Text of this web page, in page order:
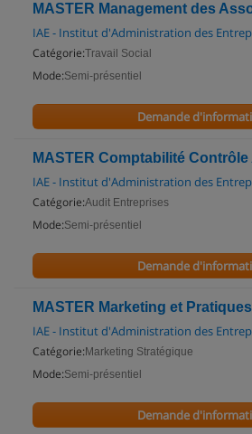
MASTER Management des
IAE - Institut d'Administration des
Catégorie:Travail Social
Mode:Semi-présentiel
Demande
MASTER Comptabilité
IAE - Institut d'Administration des
Catégorie:Audit Entreprises
Mode:Semi-présentiel
Demande
MASTER Marketing et
IAE - Institut d'Administration des
Catégorie: Marketing Stratégique
Mode:Semi-présentiel
Demande